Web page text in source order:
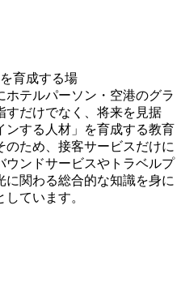
育成する場
ホテルパーソン・空港のグラ
すだけでなく、将来を見据
ンする人材」を育成する教育
のため、接客サービスだけに
ウンドサービスやトラベルプ
に関わる総合的な知識を身に
ています。